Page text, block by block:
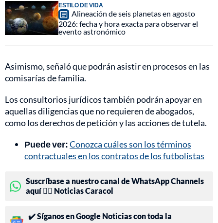
ESTILO DE VIDA
Alineación de seis planetas en agosto
2026: fecha y hora exacta para observar el
evento astronómico
Asimismo, señaló que podrán asistir en procesos en las
comisarías de familia.
Los consultorios jurídicos también podrán apoyar en
aquellas diligencias que no requieren de abogados,
como los derechos de petición y las acciones de tutela.
Puede ver:Conozca cuáles son los términos
contractuales en los contratos de los futbolistas
Suscríbase a nuestro canal de WhatsApp Channels
aquí 👉🏻 Noticias Caracol
✔️ Síganos en Google Noticias con toda la